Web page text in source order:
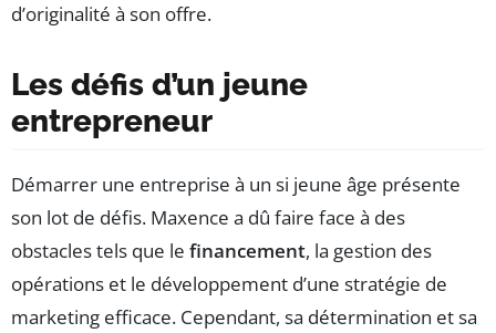
d’originalité à son offre.
Les défis d’un jeune
entrepreneur
Démarrer une entreprise à un si jeune âge présente
son lot de défis. Maxence a dû faire face à des
obstacles tels que le financement, la gestion des
opérations et le développement d’une stratégie de
marketing efficace. Cependant, sa détermination et sa